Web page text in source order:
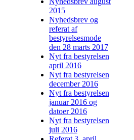
2015
Nyhedsbrev og
referat af
bestyrelsesmode
den 28 marts 2017
Nyt fra bestyrelsen
april 2016
Nyt fra bestyrelsen
december 2016
Nyt fra bestyrelsen
januar 2016 og
datoer 2016
Nyt fra bestyrelsen
juli 2016